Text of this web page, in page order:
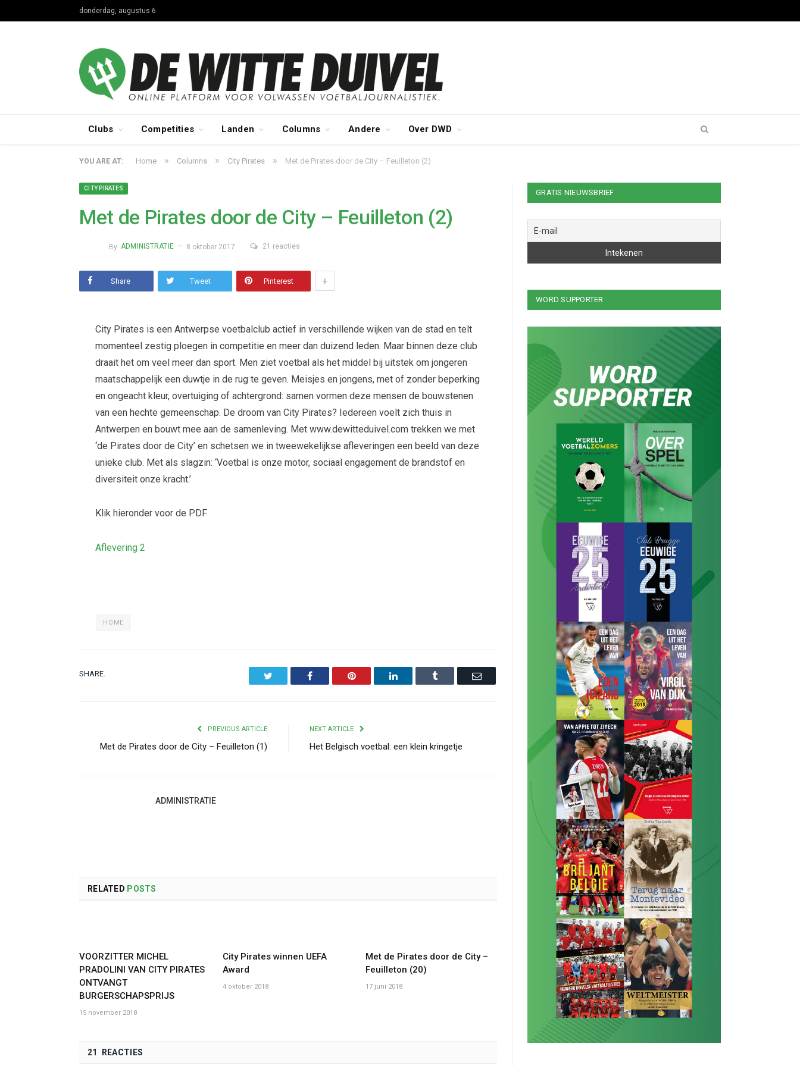
donderdag, augustus 6
Clubs Competities Landen Columns Andere Over DWD
YOU ARE AT: Home » Columns » City Pirates » Met de Pirates door de City – Feuilleton (2)
CITY PIRATES
Met de Pirates door de City – Feuilleton (2)
By ADMINISTRATIE 8 oktober 2017 21 reacties
Share Tweet Pinterest +
City Pirates is een Antwerpse voetbalclub actief in verschillende wijken van de stad en telt
momenteel zestig ploegen in competitie en meer dan duizend leden. Maar binnen deze club
draait het om veel meer dan sport. Men ziet voetbal als het middel bij uitstek om jongeren
maatschappelijk een duwtje in de rug te geven. Meisjes en jongens, met of zonder beperking
en ongeacht kleur, overtuiging of achtergrond: samen vormen deze mensen de bouwstenen
van een hechte gemeenschap. De droom van City Pirates? Iedereen voelt zich thuis in
Antwerpen en bouwt mee aan de samenleving. Met www.dewitteduivel.com trekken we met
‘de Pirates door de City’ en schetsen we in tweewekelijkse afleveringen een beeld van deze
unieke club. Met als slagzin: ‘Voetbal is onze motor, sociaal engagement de brandstof en
diversiteit onze kracht.’
Klik hieronder voor de PDF
Aflevering 2
HOME
SHARE. Facebook Pinterest LinkedIn Tumblr Email
PREVIOUS ARTICLE
Met de Pirates door de City – Feuilleton (1)
NEXT ARTICLE
Het Belgisch voetbal: een klein kringetje
ADMINISTRATIE
RELATED POSTS
VOORZITTER MICHEL
PRADOLINI VAN CITY PIRATES
ONTVANGT
BURGERSCHAPSPRIJS
15 november 2018
City Pirates winnen UEFA
Award
4 oktober 2018
Met de Pirates door de City –
Feuilleton (20)
17 juni 2018
21 REACTIES
GRATIS NIEUWSBRIEF
WORD SUPPORTER